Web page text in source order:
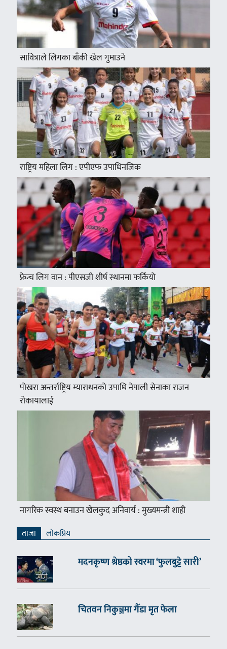
सावित्राले लिगका बाँकी खेल गुमाउने
राष्ट्रिय महिला लिग : एपीएफ उपाधिनजिक
फ्रेन्च लिग वान : पीएसजी शीर्ष स्थानमा फर्कियो
पोखरा अन्तर्राष्ट्रिय म्याराथनको उपाधि नेपाली सेनाका राजन
रोकायालाई
नागरिक स्वस्थ बनाउन खेलकुद अनिवार्य : मुख्यमन्त्री शाही
ताजा लाेकप्रिय
मदनकृष्ण श्रेष्ठको स्वरमा ‘फुलबुट्टे सारी’
चितवन निकुञ्जमा गैँडा मृत फेला